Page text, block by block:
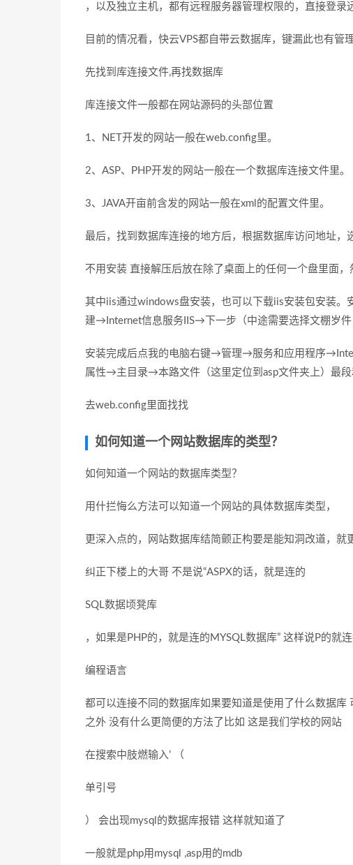
，以及独立主机，都有远程服务器管理权限的，直接登录
目前的情况看，快云VPS都自带云数据库，键漏此也有管
先找到库连接文件,再找数据库
库连接文件一般都在网站源码的头部位置
1、NET开发的网站一般在web.config里。
2、ASP、PHP开发的网站一般在一个数据库连接文件里。
3、JAVA开亩前含发的网站一般在xml的配置文件里。
最后，找到数据库连接的地方后，根据数据库访问地址，
不用安装 直接解压后放在除了桌面上的任何一个盘里面，
其中iis通过windows盘安装，也可以下载iis安装包安装
建→Internet信息服务IIS→下一步（中途需要选择文棚岁件
安装完成后点我的电脑右键→管理→服务和应用程序
属性→主目录→本路文件（这里定位到asp文件夹上）最段
去web.config里面找找
如何知道一个网站数据库的类型？
如何知道一个网站的数据库类型？
用什拦悔么方法可以知道一个网站的具体数据库类型，
更深入点的，网站数据库结简颤正构要是能知洞改道，就
纠正下楼上的大哥 不是说“ASPX的话，就是连的
SQL数据顷凳库
，如果是PHP的，就是连的MYSQL数据库” 这样说P的就
编程语言
都可以连接不同的数据库如果要知道是使用了什么数据
之外 没有什么更简便的方法了比如 这是我们学校的网站
在搜索中肢燃输入’ （
单引号
） 会出现mysql的数据库报错 这样就知道了
一般就是php用mysql ,asp用的mdb